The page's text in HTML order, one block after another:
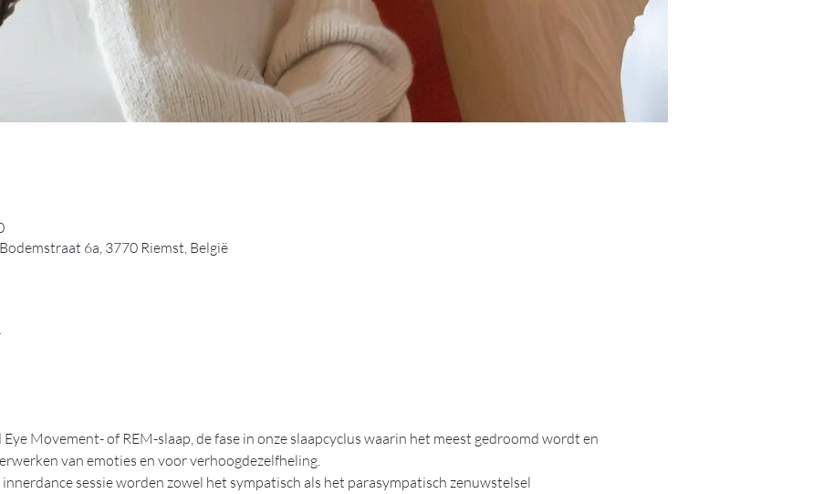
6a, 3770 Riemst, België
Movement- of REM-slaap, de fase in onze slaapcyclus waarin het meest gedroomd wordt en
van emoties en voor verhoogdezelfheling.
sessie worden zowel het sympatisch als het parasympatisch zenuwstelsel